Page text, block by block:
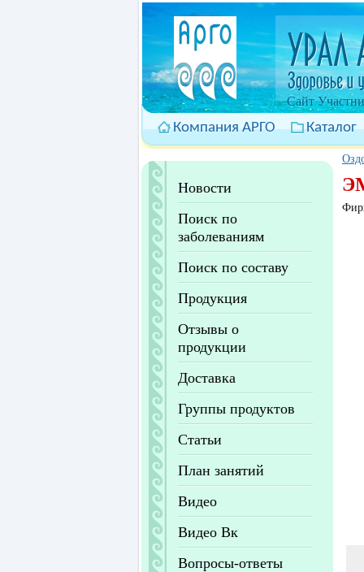
Cайт
Компания АРГО Каталог
Новости
Поиск по
заболеваниям
Поиск по составу
Продукция
Отзывы о
продукции
Доставка
Группы продуктов
Статьи
План занятий
Видео
Видео Вк
Вопросы-ответы